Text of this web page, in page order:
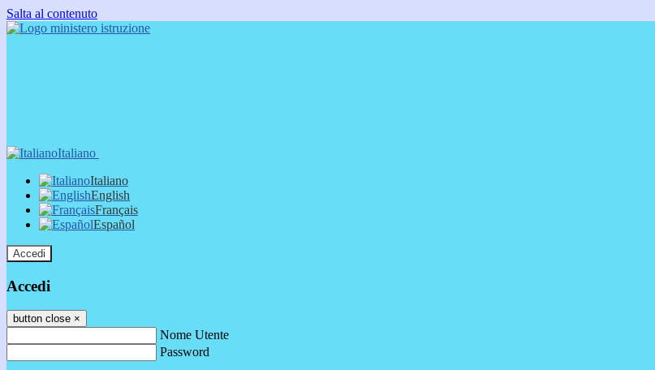
Salta al contenuto
Italiano
Italiano
English
Français
Español
Accedi
Accedi
button close ×
Nome Utente
Password